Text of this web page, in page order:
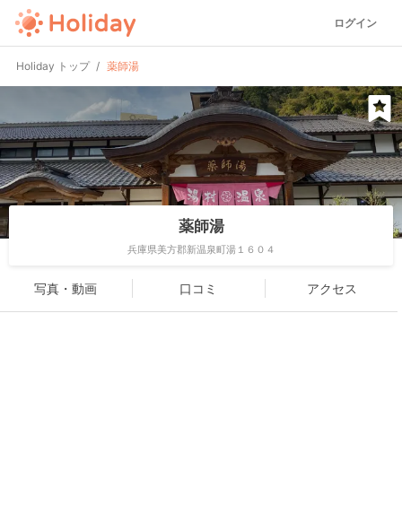
ログイン
Holiday トップ 薬師湯
薬師湯
兵庫県美方郡新温泉町湯１６０４
写真・動画 口コミ アクセス